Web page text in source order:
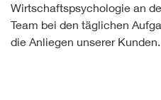
Wirtschaftspsychologie an
Team bei den täglichen
die Anliegen unserer Kunden.